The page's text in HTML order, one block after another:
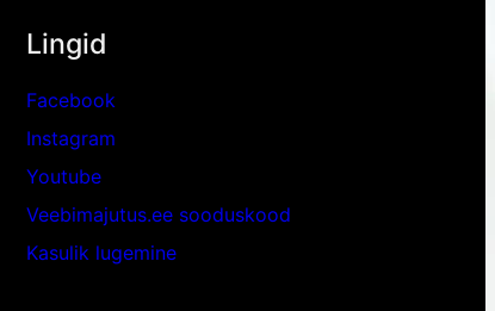
Lingid
Facebook
Instagram
Youtube
Veebimajutus.ee sooduskood
Kasulik lugemine